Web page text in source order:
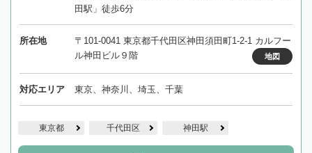
田駅」徒歩6分
所在地
〒101-0041 東京都千代田区神田須田町1-2-1 カルフー
ル神田ビル９階
地図
対応エリア 東京、神奈川、埼玉、千葉
東京都 千代田区 神田駅